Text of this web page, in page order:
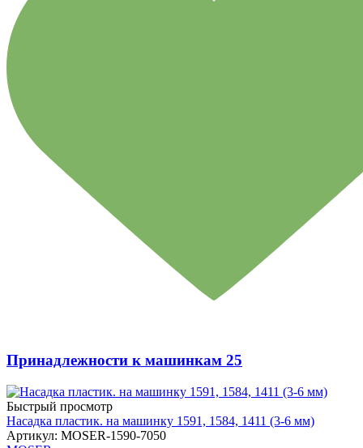
Принадлежности к машинкам 25
Быстрый просмотр
Насадка пластик. на машинку 1591, 1584, 1411 (3-6 мм)
Артикул: MOSER-1590-7050